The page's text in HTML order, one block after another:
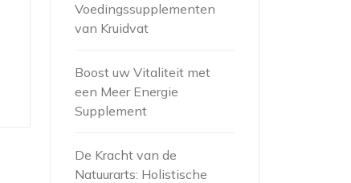
Voedingssupplementen
van Kruidvat
Boost uw Vitaliteit met
een Meer Energie
Supplement
De Kracht van de
Natuurarts: Holistische